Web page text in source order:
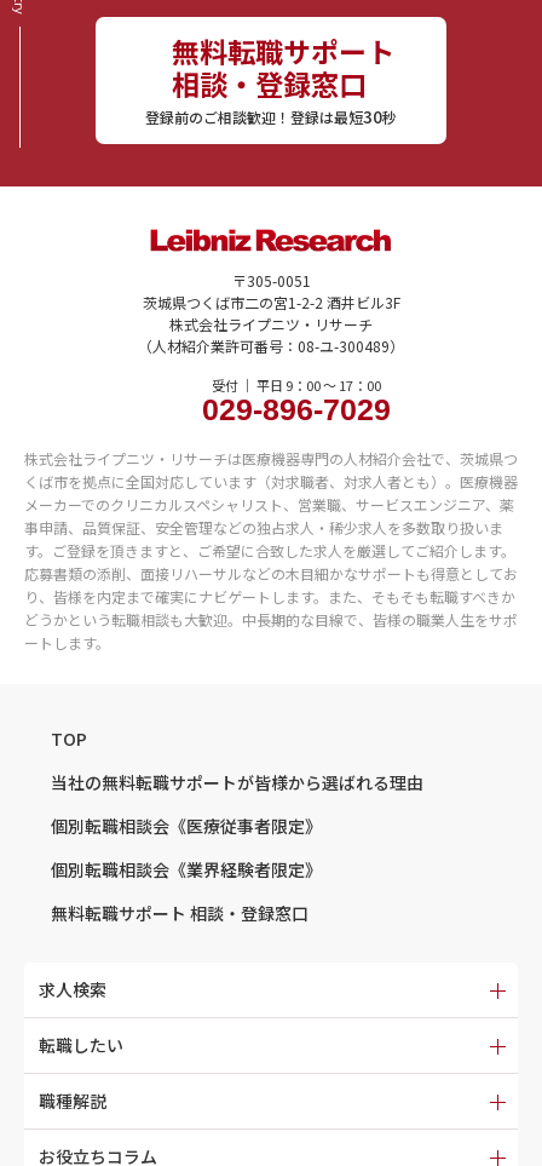
無料転職サポート
相談・登録窓口
登録前のご相談歓迎！登録は最短30秒
〒305-0051
茨城県つくば市二の宮1-2-2 酒井ビル3F
株式会社ライプニツ・リサーチ
（人材紹介業許可番号：08-ユ-300489）
受付 ｜ 平日 9：00 〜 17：00
029-896-7029
株式会社ライプニツ・リサーチは医療機器専門の人材紹介会社で、茨城県つ
くば市を拠点に全国対応しています（対求職者、対求人者とも）。医療機器
メーカーでのクリニカルスペシャリスト、営業職、サービスエンジニア、薬
事申請、品質保証、安全管理などの独占求人・稀少求人を多数取り扱いま
す。ご登録を頂きますと、ご希望に合致した求人を厳選してご紹介します。
応募書類の添削、面接リハーサルなどの木目細かなサポートも得意としてお
り、皆様を内定まで確実にナビゲートします。また、そもそも転職すべきか
どうかという転職相談も大歓迎。中長期的な目線で、皆様の職業人生をサポ
ートします。
TOP
当社の無料転職サポートが皆様から選ばれる理由
個別転職相談会 《医療従事者限定》
個別転職相談会 《業界経験者限定》
無料転職サポート 相談・登録窓口
求人検索
転職したい
職種解説
お役立ちコラム